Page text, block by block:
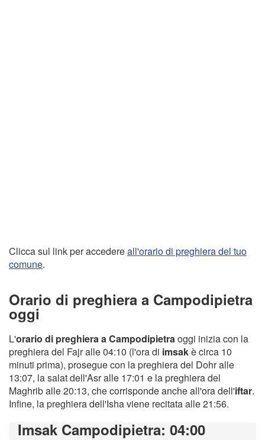
Clicca sul link per accedereall'orario di preghiera del tuo
comune.
Orario di preghiera a Campodipietra
oggi
L'orario di preghiera a Campodipietraoggi inizia con la
preghiera del Fajr alle 04:10 (l'ora di imsakè circa 10
minuti prima), prosegue con la preghiera del Dohr alle
13:07, la salat dell'Asr alle 17:01 e la preghiera del
Maghrib alle 20:13, che corrisponde anche all'ora dell'iftar.
Infine, la preghiera dell'Isha viene recitata alle 21:56.
Imsak Campodipietra: 04:00